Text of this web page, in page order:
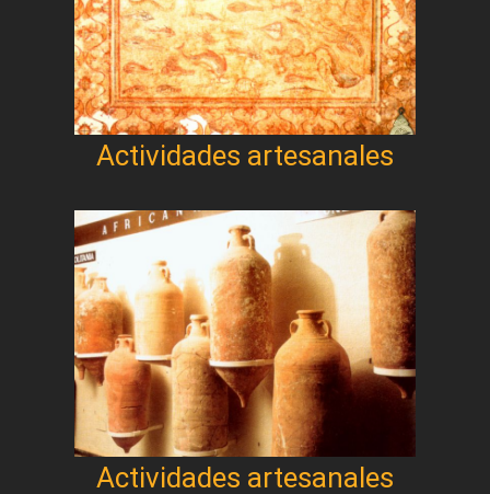
Actividades artesanales
Actividades artesanales